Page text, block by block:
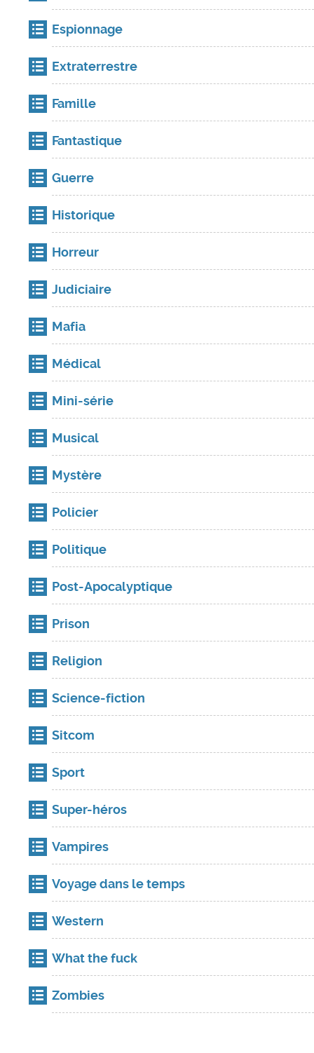
Espionnage
Extraterrestre
Famille
Fantastique
Guerre
Historique
Horreur
Judiciaire
Mafia
Médical
Mini-série
Musical
Mystère
Policier
Politique
Post-Apocalyptique
Prison
Religion
Science-fiction
Sitcom
Sport
Super-héros
Vampires
Voyage dans le temps
Western
What the fuck
Zombies